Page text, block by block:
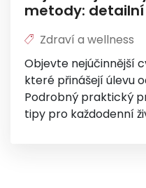
metody:
Zdraví a wellness
Objevte nejúčinnější
které přinášejí úlevu
Podrobný praktický
tipy pro každodenní